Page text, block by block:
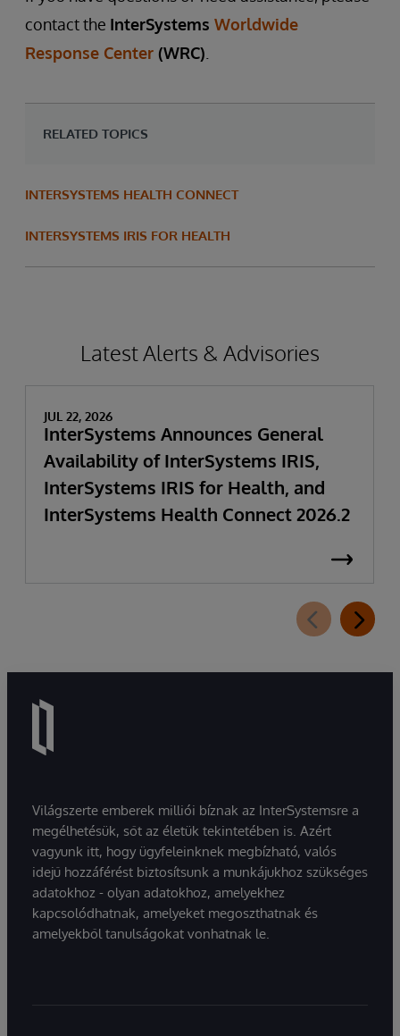
contact the InterSystems Worldwide
Response Center (WRC)
RELATED TOPICS
INTERSYSTEMS HEALTH CONNECT
INTERSYSTEMS IRIS FOR HEALTH
Latest Alerts & Advisories
JUL 22, 2026
InterSystems Announces General
Availability of InterSystems IRIS,
InterSystems IRIS for Health, and
InterSystems Health Connect 2026.2
Világszerte emberek milliói bíznak az InterSystemsre a
megélhetésük, sőt az életük tekintetében is. Azért
vagyunk itt, hogy ügyfeleinknek megbízható, valós
idejű hozzáférést biztosítsunk a munkájukhoz szükséges
adatokhoz - olyan adatokhoz, amelyekhez
kapcsolódhatnak, amelyeket megoszthatnak és
amelyekből tanulságokat vonhatnak le.